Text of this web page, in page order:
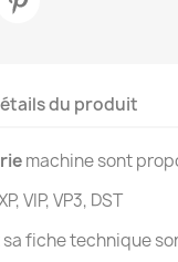
du produit
machine sont
VIP, VP3, DST
fiche technique